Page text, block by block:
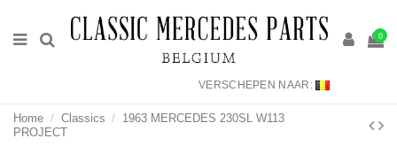
0
VERSCHEPEN NAAR:
Home Classics
1963 MERCEDES 230SL W113
PROJECT